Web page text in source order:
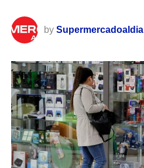
by Supermercadoaldia